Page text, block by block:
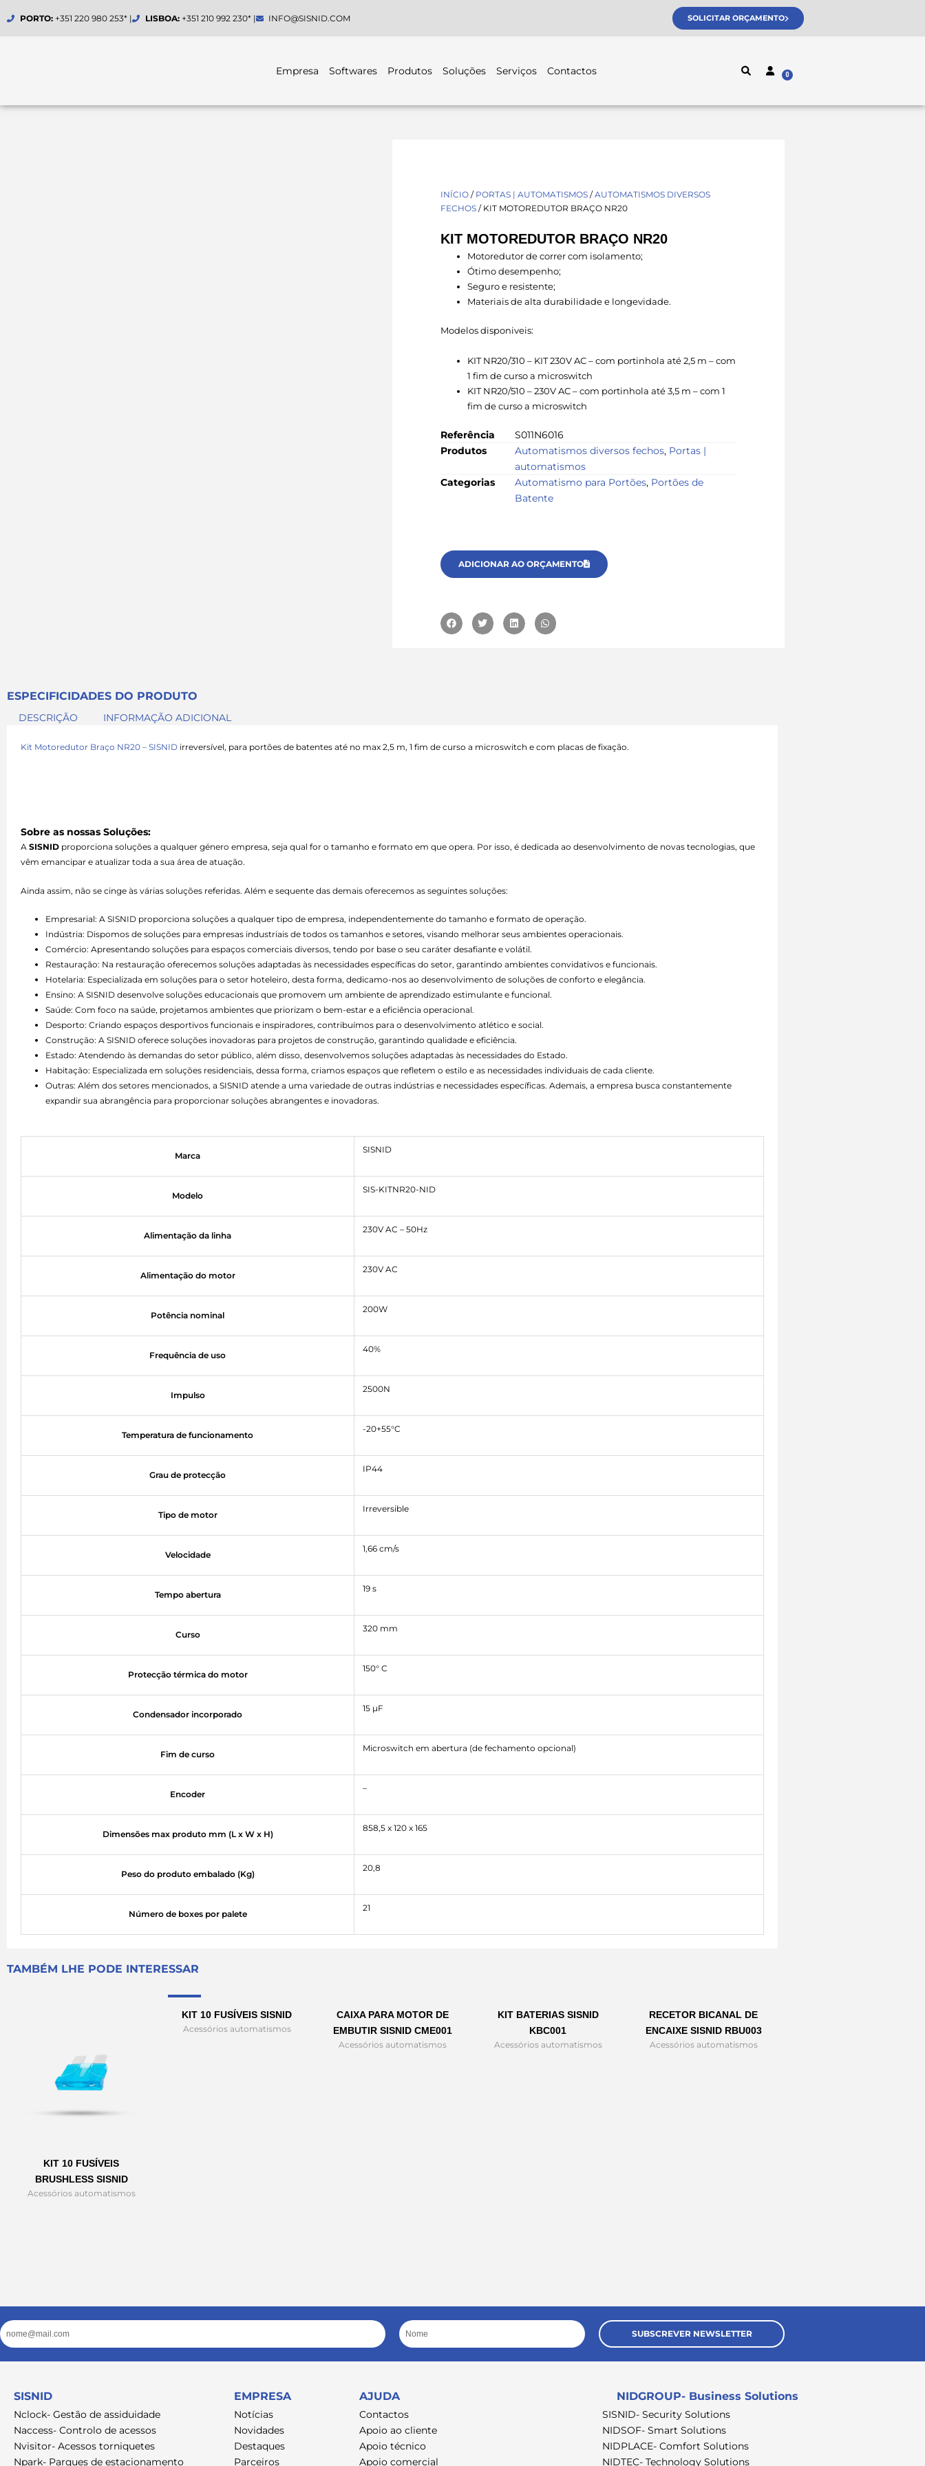
to
PORTO:+351 220 980 253* | LISBOA:+351 210 992 230* | INFO@SISNID.COM SOLICITAR ORÇAMENTO
Empresa Softwares Produtos Soluções Serviços Contactos
INÍCIO / PORTAS | AUTOMATISMOS /AUTOMATISMOS DIVERSOS
FECHOS / KIT MOTOREDUTOR BRAÇO NR20
KIT MOTOREDUTOR BRAÇO NR20
Motoredutor de correr com isolamento;
Ótimo desempenho;
Seguro e resistente;
Materiais de alta durabilidade e longevidade.
Modelos disponiveis:
KIT NR20/310 – KIT 230V AC – com portinhola até 2,5 m – com
1 fim de curso a microswitch
KIT NR20/510 – 230V AC – com portinhola até 3,5 m – com 1
fim de curso a microswitch
Referência
S011N6016
Produtos
Automatismos diversos fechos, Portas |
automatismos
Categorias
Automatismo para Portões, Portões de
Batente
ADICIONAR AO ORÇAMENTO
ESPECIFICIDADES DO PRODUTO
DESCRIÇÃO INFORMAÇÃO ADICIONAL
Kit Motoredutor Braço NR20 – SISNID irreversível, para portões de batentes até no max 2,5 m, 1 fim de curso a microswitch e com placas de fixação.
Sobre as nossas Soluções:
A SISNID proporciona soluções a qualquer género empresa, seja qual for o tamanho e formato em que opera. Por isso, é dedicada ao desenvolvimento de novas tecnologias, que
vêm emancipar e atualizar toda a sua área de atuação.
Ainda assim, não se cinge às várias soluções referidas. Além e sequente das demais oferecemos as seguintes soluções:
Empresarial: A SISNID proporciona soluções a qualquer tipo de empresa, independentemente do tamanho e formato de operação.
Indústria: Dispomos de soluções para empresas industriais de todos os tamanhos e setores, visando melhorar seus ambientes operacionais.
Comércio: Apresentando soluções para espaços comerciais diversos, tendo por base o seu caráter desafiante e volátil.
Restauração: Na restauração oferecemos soluções adaptadas às necessidades específicas do setor, garantindo ambientes convidativos e funcionais.
Hotelaria: Especializada em soluções para o setor hoteleiro, desta forma, dedicamo-nos ao desenvolvimento de soluções de conforto e elegância.
Ensino: A SISNID desenvolve soluções educacionais que promovem um ambiente de aprendizado estimulante e funcional.
Saúde: Com foco na saúde, projetamos ambientes que priorizam o bem-estar e a eficiência operacional.
Desporto: Criando espaços desportivos funcionais e inspiradores, contribuímos para o desenvolvimento atlético e social.
Construção: A SISNID oferece soluções inovadoras para projetos de construção, garantindo qualidade e eficiência.
Estado: Atendendo às demandas do setor público, além disso, desenvolvemos soluções adaptadas às necessidades do Estado.
Habitação: Especializada em soluções residenciais, dessa forma, criamos espaços que refletem o estilo e as necessidades individuais de cada cliente.
Outras: Além dos setores mencionados, a SISNID atende a uma variedade de outras indústrias e necessidades específicas. Ademais, a empresa busca constantemente
expandir sua abrangência para proporcionar soluções abrangentes e inovadoras.
Marca
SISNID
Modelo
SIS-KITNR20-NID
Alimentação da linha
230V AC – 50Hz
Alimentação do motor
230V AC
Potência nominal
200W
Frequência de uso
40%
Impulso
2500N
Temperatura de funcionamento
-20+55°C
Grau de protecção
IP44
Tipo de motor
Irreversible
Velocidade
1,66 cm/s
Tempo abertura
19 s
Curso
320 mm
Protecção térmica do motor
150° C
Condensador incorporado
15 µF
Fim de curso
Microswitch em abertura (de fechamento opcional)
Encoder
–
Dimensões max produto mm (L x W x H)
858,5 x 120 x 165
Peso do produto embalado (Kg)
20,8
Número de boxes por palete
21
TAMBÉM LHE PODE INTERESSAR
KIT 10 FUSÍVEIS
BRUSHLESS SISNID
Acessórios automatismos
KIT 10 FUSÍVEIS SISNID
Acessórios automatismos
CAIXA PARA MOTOR DE
EMBUTIR SISNID CME001
Acessórios automatismos
KIT BATERIAS SISNID
KBC001
Acessórios automatismos
RECETOR BICANAL DE
ENCAIXE SISNID RBU003
Acessórios automatismos
Email Nome
SUBSCREVER NEWSLETTER
SISNID
Nclock- Gestão de assiduidade
Naccess- Controlo de acessos
Nvisitor- Acessos torniquetes
Npark- Parques de estacionamento
EMPRESA
Notícias
Novidades
Destaques
Parceiros
AJUDA
Contactos
Apoio ao cliente
Apoio técnico
Apoio comercial
NIDGROUP- Business Solutions
SISNID- Security Solutions
NIDSOF- Smart Solutions
NIDPLACE- Comfort Solutions
NIDTEC- Technology Solutions